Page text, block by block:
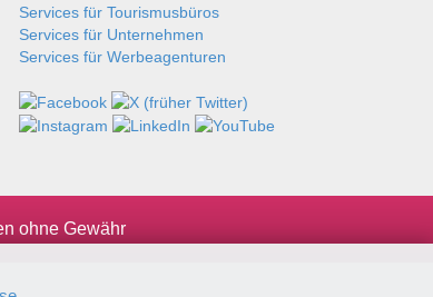
Services für Tourismusbüros
Services für Unternehmen
Services für Werbeagenturen
ohne Gewähr